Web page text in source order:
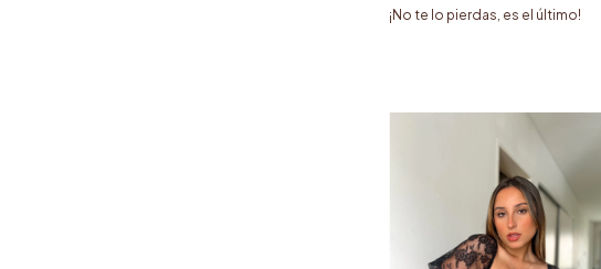
¡No te lo pierdas, es el último!